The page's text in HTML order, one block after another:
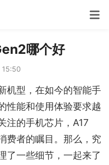
哪个好
机型，在如今的智能手
性能和使用体验要求越
注的手机芯片，A17
费者的瞩目。那么，究
了一些细节，一起来了